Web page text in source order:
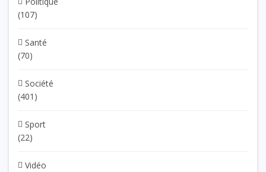
(107)
Santé
(70)
Société
(401)
Sport
(22)
Vidéo